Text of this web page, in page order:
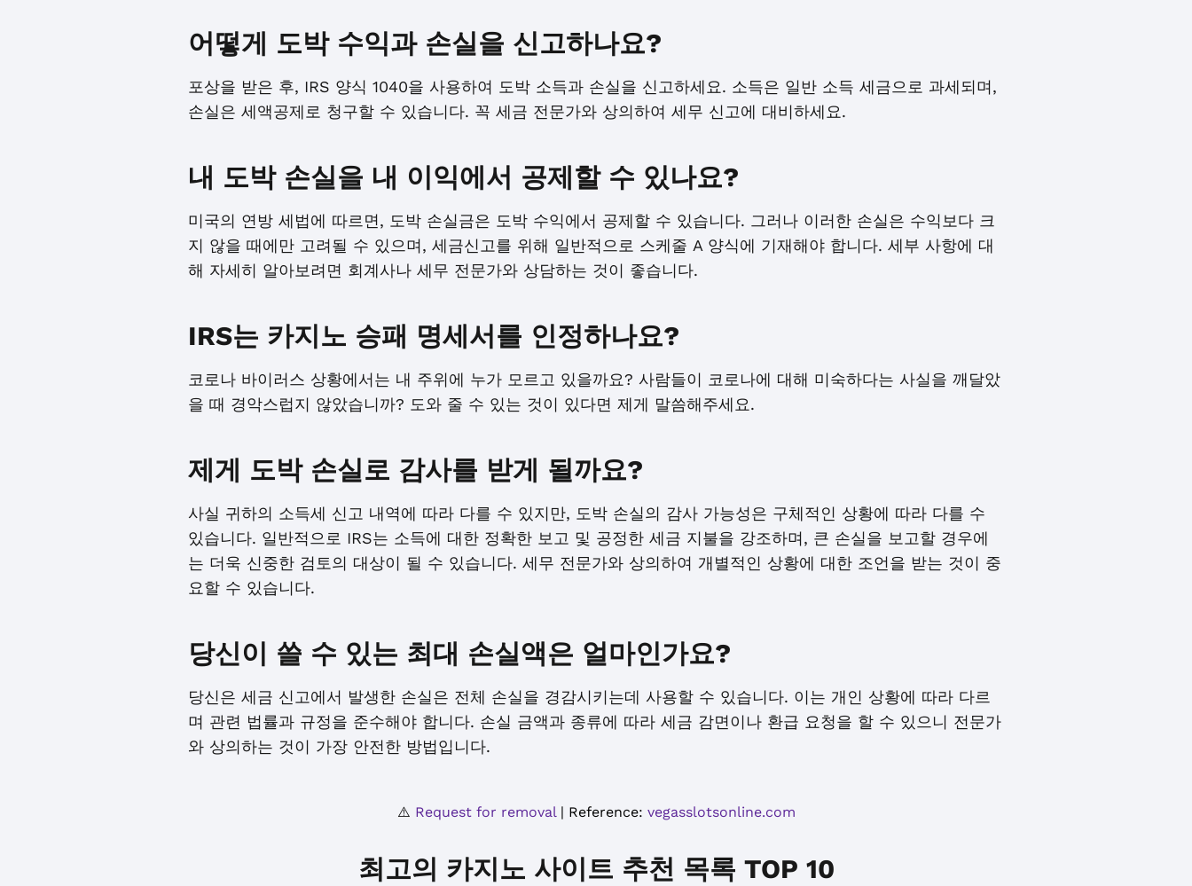
어떻게 도박 수익과 손실을 신고하나요?
포상을 받은 후, IRS 양식 1040을 사용하여 도박 소득과 손실을 신고하세요. 소득은 일반 소득 세금으로 과세되며,
손실은 세액공제로 청구할 수 있습니다. 꼭 세금 전문가와 상의하여 세무 신고에 대비하세요.
내 도박 손실을 내 이익에서 공제할 수 있나요?
미국의 연방 세법에 따르면, 도박 손실금은 도박 수익에서 공제할 수 있습니다. 그러나 이러한 손실은 수익보다 크
지 않을 때에만 고려될 수 있으며, 세금신고를 위해 일반적으로 스케줄 A 양식에 기재해야 합니다. 세부 사항에 대
해 자세히 알아보려면 회계사나 세무 전문가와 상담하는 것이 좋습니다.
IRS는 카지노 승패 명세서를 인정하나요?
코로나 바이러스 상황에서는 내 주위에 누가 모르고 있을까요? 사람들이 코로나에 대해 미숙하다는 사실을 깨달았
을 때 경악스럽지 않았습니까? 도와 줄 수 있는 것이 있다면 제게 말씀해주세요.
제게 도박 손실로 감사를 받게 될까요?
사실 귀하의 소득세 신고 내역에 따라 다를 수 있지만, 도박 손실의 감사 가능성은 구체적인 상황에 따라 다를 수
있습니다. 일반적으로 IRS는 소득에 대한 정확한 보고 및 공정한 세금 지불을 강조하며, 큰 손실을 보고할 경우에
는 더욱 신중한 검토의 대상이 될 수 있습니다. 세무 전문가와 상의하여 개별적인 상황에 대한 조언을 받는 것이 중
요할 수 있습니다.
당신이 쓸 수 있는 최대 손실액은 얼마인가요?
당신은 세금 신고에서 발생한 손실은 전체 손실을 경감시키는데 사용할 수 있습니다. 이는 개인 상황에 따라 다르
며 관련 법률과 규정을 준수해야 합니다. 손실 금액과 종류에 따라 세금 감면이나 환급 요청을 할 수 있으니 전문가
와 상의하는 것이 가장 안전한 방법입니다.
⚠️ Request for removal| Reference: vegasslotsonline.com
최고의 카지노 사이트 추천 목록 TOP 10